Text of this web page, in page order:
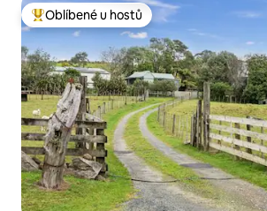
Nejlepší v kategorii Oblíbené u hostů
Oblíbené u hostů